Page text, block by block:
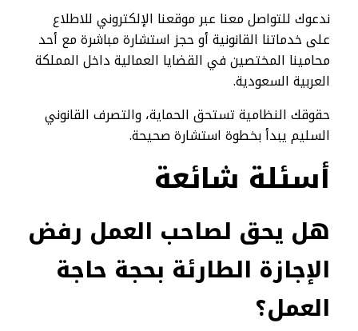
ندعوك للتواصل معنا عبر موقعنا الإلكتروني للاطلاع
على خدماتنا القانونية أو حجز استشارة مباشرة مع أحد
محامينا المختصين في القضايا العمالية داخل المملكة
العربية السعودية.
حقوقك النظامية تستحق الحماية، والتصرف القانوني
السليم يبدأ بخطوة استشارة صحيحة.
أسئلة شائعة
هل يحق لصاحب العمل رفض
الإجازة الطارئة بحجة حاجة
العمل؟